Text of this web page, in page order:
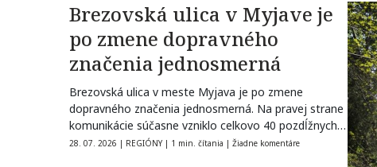
Brezovská ulica v Myjave je
po zmene dopravného
značenia jednosmerná
Brezovská ulica v meste Myjava je po zmene
dopravného značenia jednosmerná. Na pravej strane
komunikácie súčasne vzniklo celkovo 40 pozdĺžnych…
28. 07. 2026 | REGIÓNY | 1 min. čítania | Žiadne komentáre